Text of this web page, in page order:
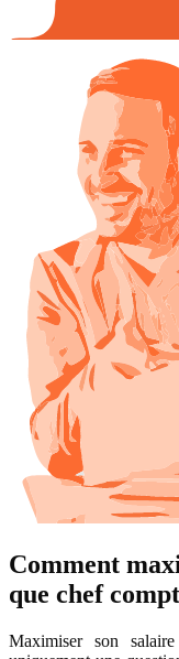
Comment
que chef
Maximiser son